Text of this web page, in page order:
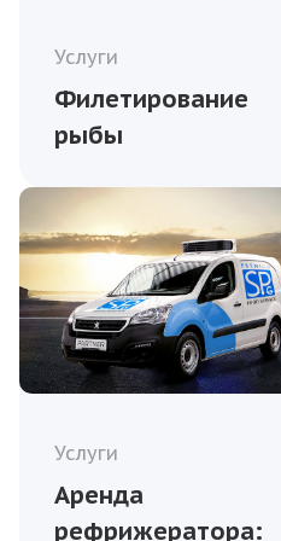
Услуги
Филетирование
рыбы
Услуги
Аренда
рефрижератора: